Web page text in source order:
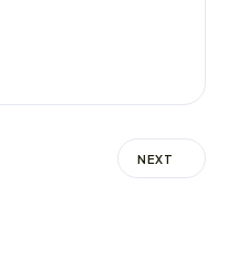
NEXT